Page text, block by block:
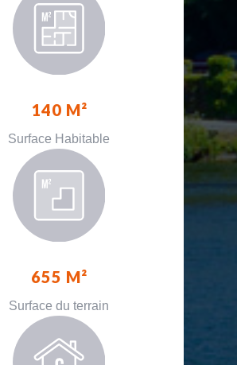
140 M²
Surface Habitable
655 M²
Surface du terrain